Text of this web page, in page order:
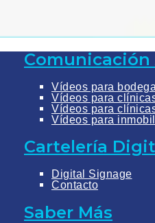
Vídeos para
Vídeos para
Vídeos para
Vídeos para
Cartelería
Digital Signage
Contacto
Saber Más